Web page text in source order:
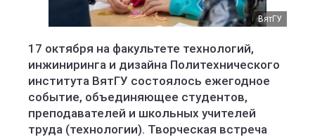
ВятГУ
17 октября на факультете технологий,
инжиниринга и дизайна Политехнического
института ВятГУ состоялось ежегодное
событие, объединяющее студентов,
преподавателей и школьных учителей
труда (технологии). Творческая встреча